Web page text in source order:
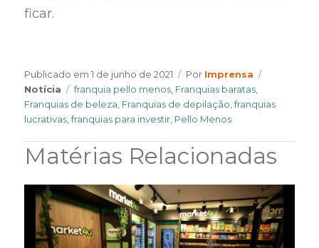
ficar.
Publicado em1 de junho de 2021 Por Author
Imprensa
Notícia
Tags
franquia pello menos, Franquias baratas,
Franquias de beleza, Franquias de depilação,franquias
lucrativas,franquias para investir, Pello Menos
Matérias Relacionadas